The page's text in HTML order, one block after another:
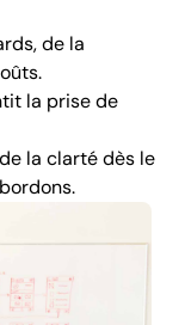
de la
la prise de
la clarté dès le